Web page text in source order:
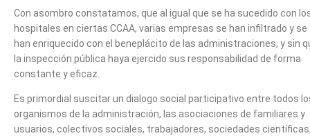
Con asombro constatamos, que al igual que se ha sucedido con
hospitales en ciertas CCAA, varias empresas se han infiltrado y se
han enriquecido con el beneplácito de las administraciones, y sin
la inspección pública haya ejercido sus responsabilidad de forma
constante y eficaz.
Es primordial suscitar un dialogo social participativo entre todos
organismos de la administración, las asociaciones de familiares y
usuarios, colectivos sociales, trabajadores, sociedades